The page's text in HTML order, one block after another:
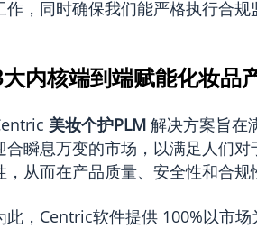
作，同时确保我们能严格执行合规
内核端到端赋能化妆品
美妆个护PLM解决方案旨在
合瞬息万变的市场，以满足人们
，从而在产品质量、安全性和合规
此，Centric软件提供 100%以市